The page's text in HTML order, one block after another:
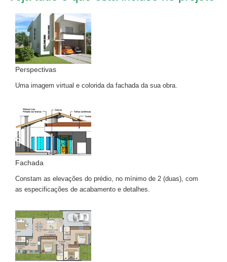
Perspectivas
Uma imagem virtual e colorida da fachada da sua obra.
Fachada
Constam as elevações do prédio, no mínimo de 2 (duas), com
as especificações de acabamento e detalhes.